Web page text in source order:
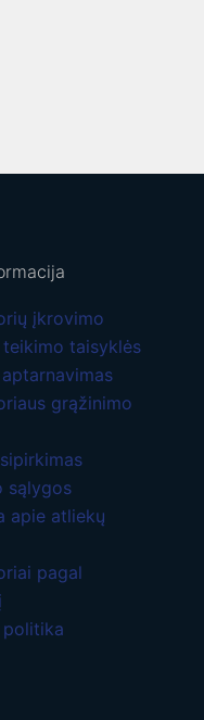
įkrovimo
taisyklės
grąžinimo
sąlygos
apie atliekų
pagal
politika